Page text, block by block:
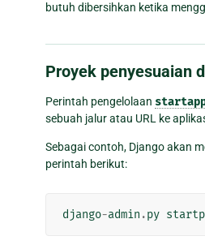
butuh dibersihkan ketika
Proyek penyesuaian
Perintah pengelolaan
sebuah jalur atau URL ke
Sebagai contoh, Django akan
perintah berikut:
django-admin .py